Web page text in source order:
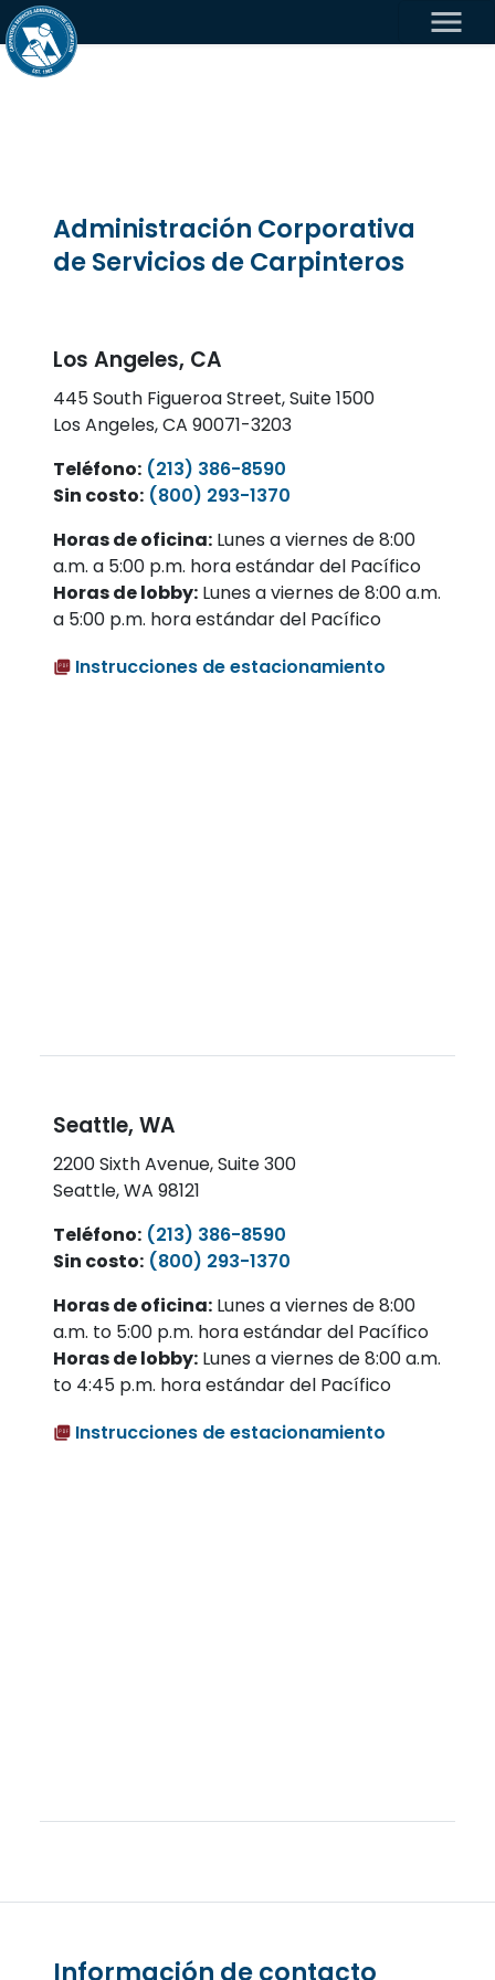
menu
Administración Corporativa
de Servicios de Carpinteros
Los Angeles, CA
445 South Figueroa Street, Suite 1500
Los Angeles, CA 90071-3203
Teléfono: (213) 386-8590
Sin costo: (800) 293-1370
Horas de oficina: Lunes a viernes de 8:00
a.m. a 5:00 p.m. hora estándar del Pacífico
Horas de lobby: Lunes a viernes de 8:00 a.m.
a 5:00 p.m. hora estándar del Pacífico
Instrucciones de estacionamiento
Seattle, WA
2200 Sixth Avenue, Suite 300
Seattle, WA 98121
Teléfono: (213) 386-8590
Sin costo: (800) 293-1370
Horas de oficina: Lunes a viernes de 8:00
a.m. to 5:00 p.m. hora estándar del Pacífico
Horas de lobby: Lunes a viernes de 8:00 a.m.
to 4:45 p.m. hora estándar del Pacífico
Instrucciones de estacionamiento
Información de contacto